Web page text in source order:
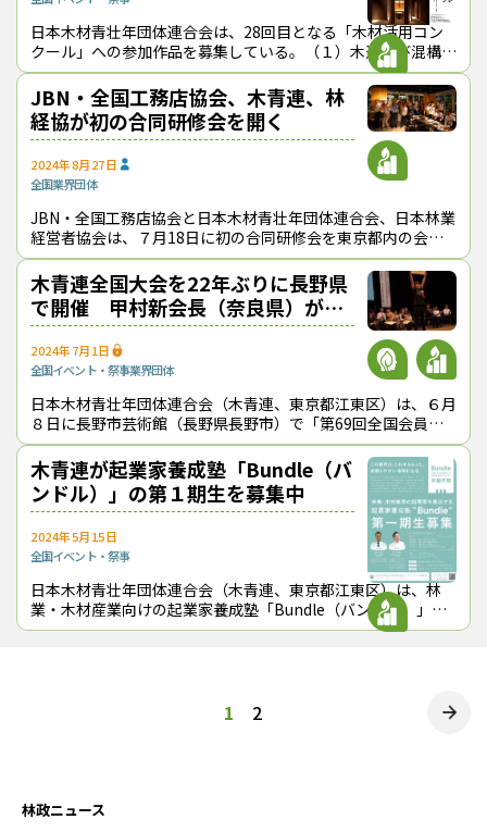
日本木材青壮年団体連合会は、28回目となる「木材活用コン
クール」への参加作品を募集している。（１）木造及び混構造
建築（構造物）延床面積300m2超え、（２）同300m2以下、
（３）木質空間（インテリ
JBN・全国工務店協会、木青連、林
経協が初の合同研修会を開く
2024年8月27日
全国業界団体
JBN・全国工務店協会と日本木材青壮年団体連合会、日本林業
経営者協会は、７月18日に初の合同研修会を東京都内の会場
とオンラインを併用して開催し、約100名が参加した。 冒頭、
JBN国産材委員会
木青連全国大会を22年ぶりに長野県
で開催 甲村新会長（奈良県）が
「正しい姿勢」強調
2024年7月1日
全国イベント・祭事業界団体
日本木材青壮年団体連合会（木青連、東京都江東区）は、６月
８日に長野市芸術館（長野県長野市）で「第69回全国会員長
野大会」を開催し、全国から約500名が参集した。 同大会が長
野県で行われたのは2
木青連が起業家養成塾「Bundle（バ
ンドル）」の第１期生を募集中
2024年5月15日
全国イベント・祭事
日本木材青壮年団体連合会（木青連、東京都江東区）は、林
業・木材産業向けの起業家養成塾「Bundle（バンドル）」を
立ち上げ、第１期生を募集している。新規事業を計画している
投
1 2
林政ニュース